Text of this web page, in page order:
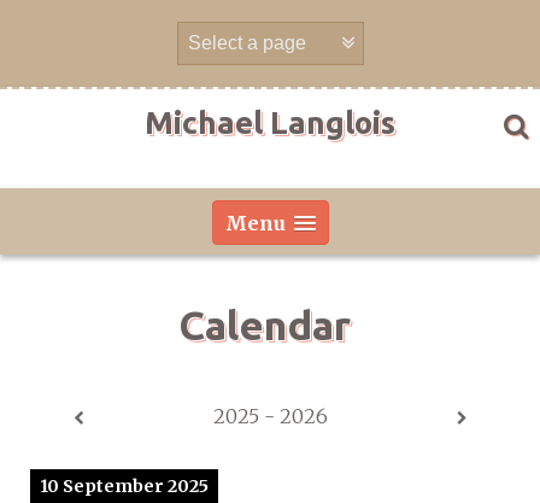
Michael Langlois
Menu
Calendar
2025 - 2026
10 September 2025